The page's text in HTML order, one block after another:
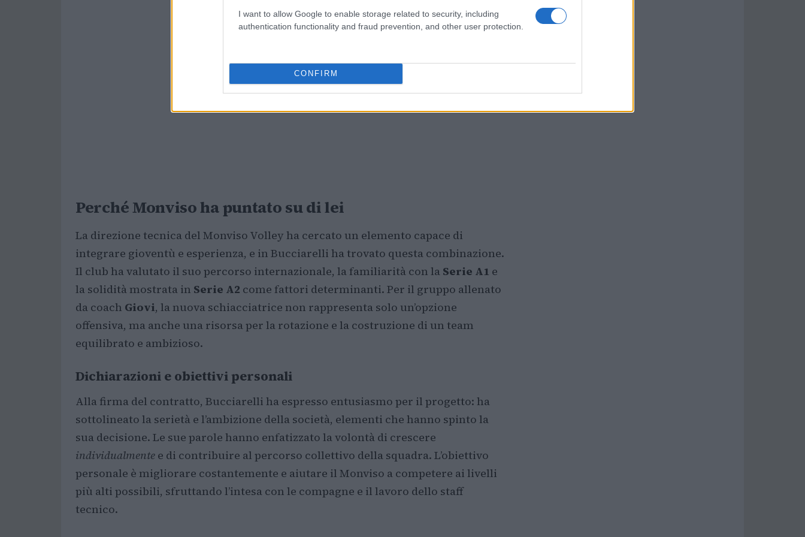
I want to allow Google to enable storage related to security, including
authentication functionality and fraud prevention, and other user protection.
CONFIRM
Perché Monviso ha puntato su di lei
La direzione tecnica del Monviso Volley ha cercato un elemento capace di
integrare gioventù e esperienza, e in Bucciarelli ha trovato questa combinazione.
Il club ha valutato il suo percorso internazionale, la familiarità con la Serie A1 e
la solidità mostrata in Serie A2 come fattori determinanti. Per il gruppo allenato
da coach Giovi, la nuova schiacciatrice non rappresenta solo un’opzione
offensiva, ma anche una risorsa per la rotazione e la costruzione di un team
equilibrato e ambizioso.
Dichiarazioni e obiettivi personali
Alla firma del contratto, Bucciarelli ha espresso entusiasmo per il progetto: ha
sottolineato la serietà e l’ambizione della società, elementi che hanno spinto la
sua decisione. Le sue parole hanno enfatizzato la volontà di crescere
individualmente e di contribuire al percorso collettivo della squadra. L’obiettivo
personale è migliorare costantemente e aiutare il Monviso a competere ai livelli
più alti possibili, sfruttando l’intesa con le compagne e il lavoro dello staff
tecnico.